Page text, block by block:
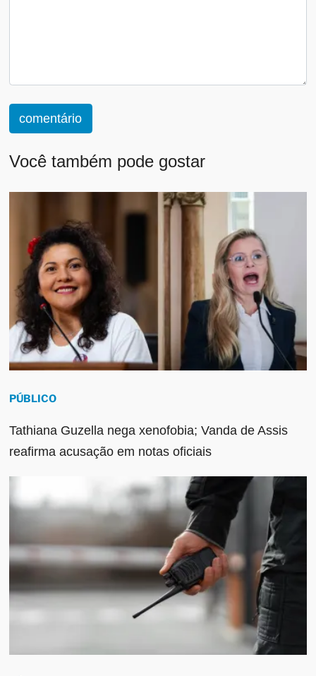
comentário
Você também pode gostar
PÚBLICO
Tathiana Guzella nega xenofobia; Vanda de Assis
reafirma acusação em notas oficiais